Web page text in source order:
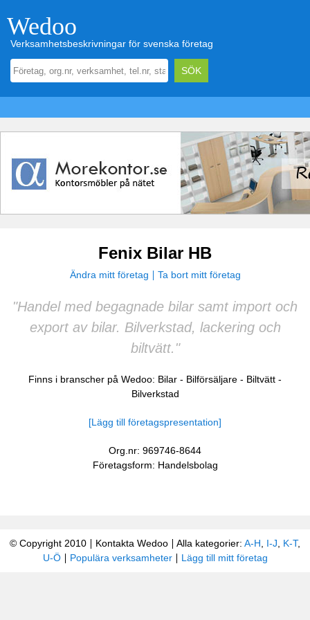
Wedoo
Verksamhetsbeskrivningar för svenska företag
Fenix Bilar HB
Ändra mitt företag Ta bort mitt företag
"Handel med begagnade bilar samt import och
export av bilar. Bilverkstad, lackering och
biltvätt."
Finns i branscher på Wedoo: Bilar - Bilförsäljare - Biltvätt -
Bilverkstad
[Lägg till företagspresentation]
Org.nr: 969746-8644
Företagsform: Handelsbolag
© Copyright 2010 Kontakta Wedoo Alla kategorier: A-H I-J K-T,
U-Ö
Populära verksamheter Lägg till mitt företag